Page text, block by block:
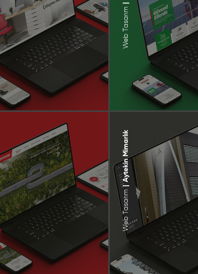
Web Tasarım
|
Web Tasarım
|
Aytekin Mimarlık